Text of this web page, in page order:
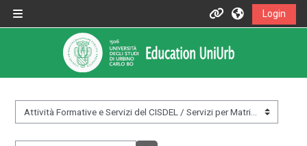
Informazioni
Informazioni generali
Login
&nbsp;